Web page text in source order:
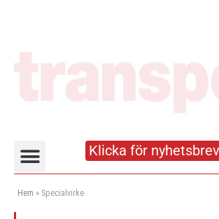
Klicka för nyhetsbrev
Hem » Specialvirke